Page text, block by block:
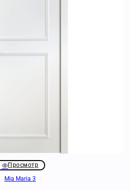
Просмотр
Mia Maria 3